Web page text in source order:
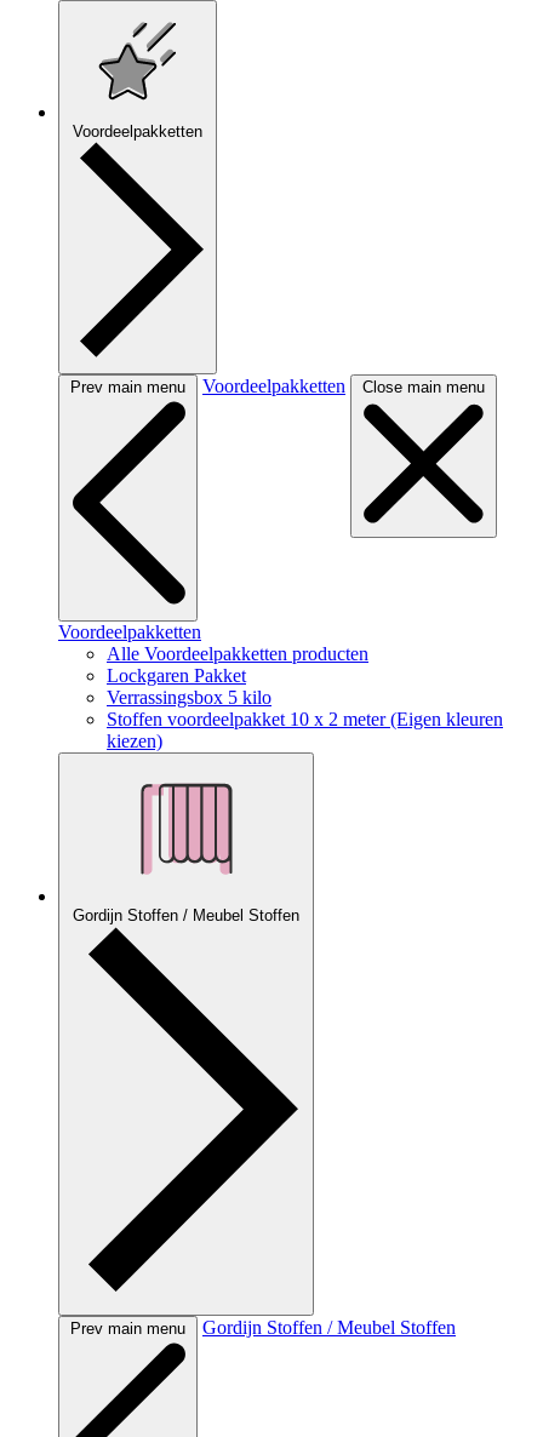
Voordeelpakketten
Prev main menu Voordeelpakketten Close main menu
Voordeelpakketten
Alle Voordeelpakketten producten
Lockgaren Pakket
Verrassingsbox 5 kilo
Stoffen voordeelpakket 10 x 2 meter (Eigen kleuren
kiezen)
Gordijn Stoffen / Meubel Stoffen
Prev main menu Gordijn Stoffen / Meubel Stoffen